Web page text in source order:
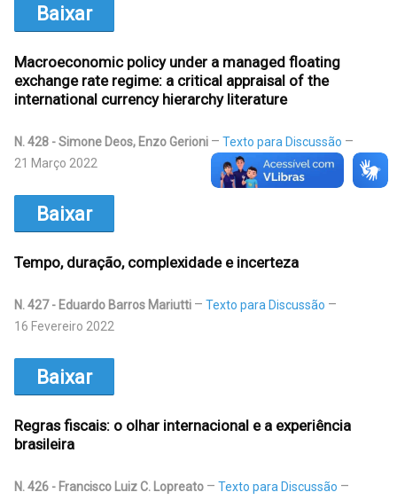
Baixar
Macroeconomic policy under a managed floating
exchange rate regime: a critical appraisal of the
international currency hierarchy literature
N. 428 - Simone Deos, Enzo Gerioni
Texto para Discussão
21 Março 2022
Baixar
Tempo, duração, complexidade e incerteza
N. 427 - Eduardo Barros Mariutti
Texto para Discussão
16 Fevereiro 2022
Baixar
Regras fiscais: o olhar internacional e a experiência
brasileira
N. 426 - Francisco Luiz C. Lopreato
Texto para Discussão